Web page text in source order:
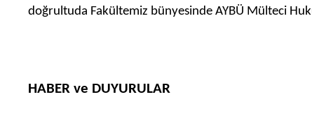
doğrultuda Fakültemiz bünyesinde AYBÜ Mülteci
HABER ve DUYURULAR